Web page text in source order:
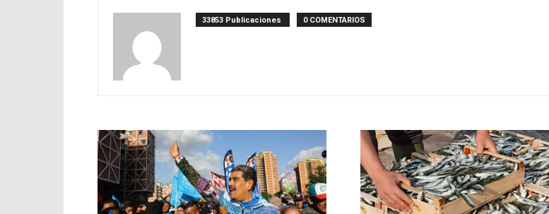
33853 Publicaciones 0 COMENTARIOS